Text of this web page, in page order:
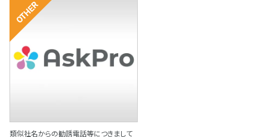
その他
類似社名からの勧誘電話等につきまして